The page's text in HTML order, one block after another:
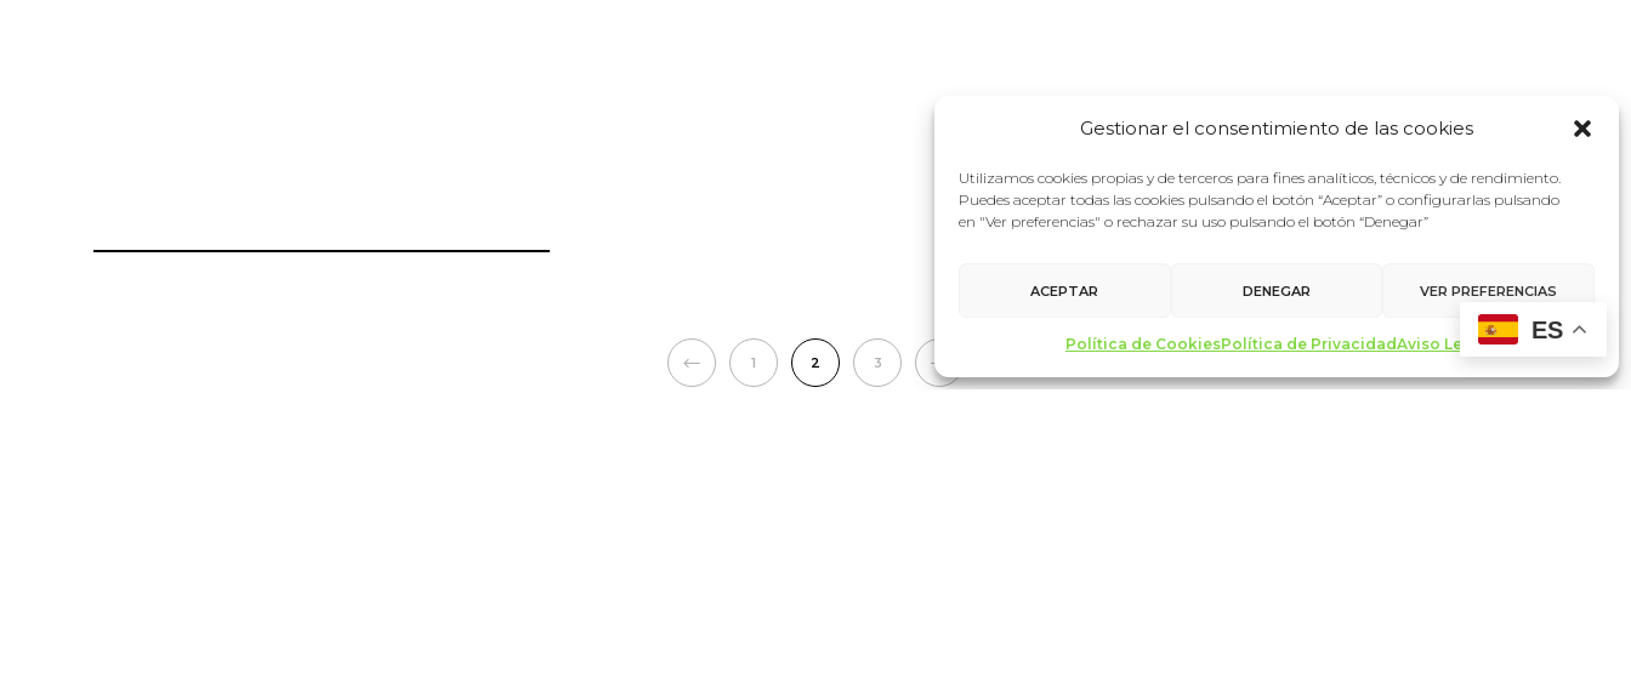
Gestionar el consentimiento de las cookies
Utilizamos cookies propias y de terceros para fines analíticos, técnicos y de rendimiento.
Puedes aceptar todas las cookies pulsando el botón “Aceptar” o configurarlas pulsando
en "Ver preferencias" o rechazar su uso pulsando el botón “Denegar”
ACEPTAR DENEGAR VER PREFERENCIAS
Política de CookiesPolítica de PrivacidadAviso Legal
1 2 3
ES